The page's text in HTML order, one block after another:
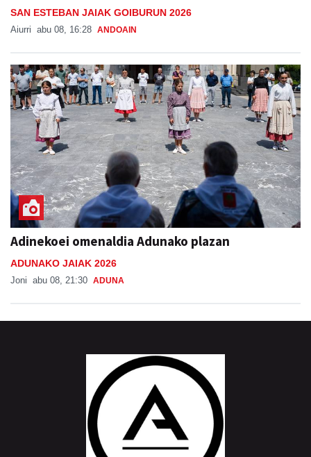
SAN ESTEBAN JAIAK GOIBURUN 2026
Aiurri abu 08, 16:28 ANDOAIN
Adinekoei omenaldia Adunako plazan
ADUNAKO JAIAK 2026
Joni abu 08, 21:30 ADUNA